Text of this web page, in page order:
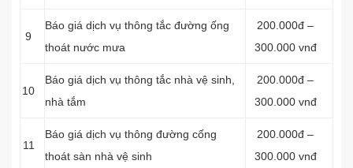
9
Báo giá dịch vụ thông tắc đường ống
thoát nước mưa
200.000đ –
300.000 vnđ
10
Báo giá dịch vụ thông tắc nhà vệ sinh,
nhà tắm
200.000đ –
300.000 vnđ
11
Báo giá dịch vụ thông đường cống
thoát sàn nhà vệ sinh
200.000đ –
300.000 vnđ